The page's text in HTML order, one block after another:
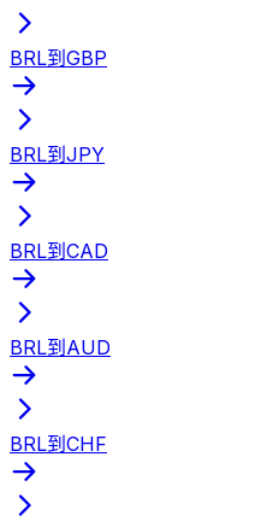
BRL到GBP
BRL到JPY
BRL到CAD
BRL到AUD
BRL到CHF